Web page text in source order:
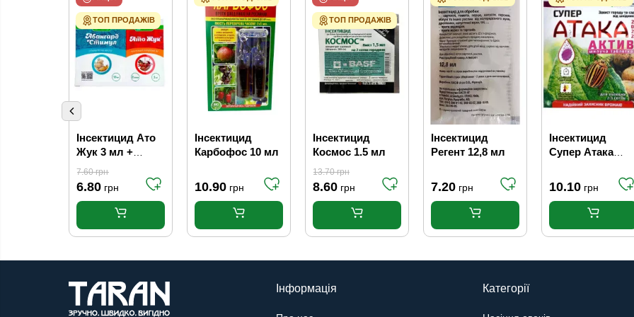
ТОП ПРОДАЖІВ
Інсектицид Ато
Жук 3 мл +
Авангард
Стимул 10 мл
7.60грн
6.80 грн
Інсектицид
Карбофос 10 мл
10.90 грн
ТОП ПРОДАЖІВ
Інсектицид
Космос 1.5 мл
13.70грн
8.60 грн
Інсектицид
Регент 12,8 мл
7.20 грн
Інсектицид
Супер Атака
10.10 грн
Інформація Категорії